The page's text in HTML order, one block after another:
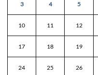
3 4 5
10 11 12
17 18 19
24 25 26